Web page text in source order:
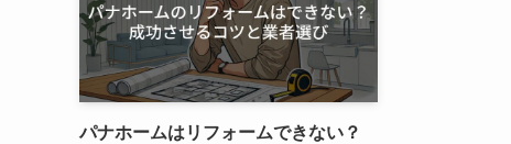
パナホームはリフォームできない？